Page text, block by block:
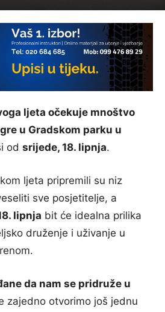
ljeta očekuje mnoštvo
u Gradskom parku u
od srijede, 18. lipnja.
ljeta pripremili su niz
sve posjetitelje, a
lipnja bit će idealna prilika
druženje i uživanje u
da nam se pridruže u
zajedno otvorimo još jednu